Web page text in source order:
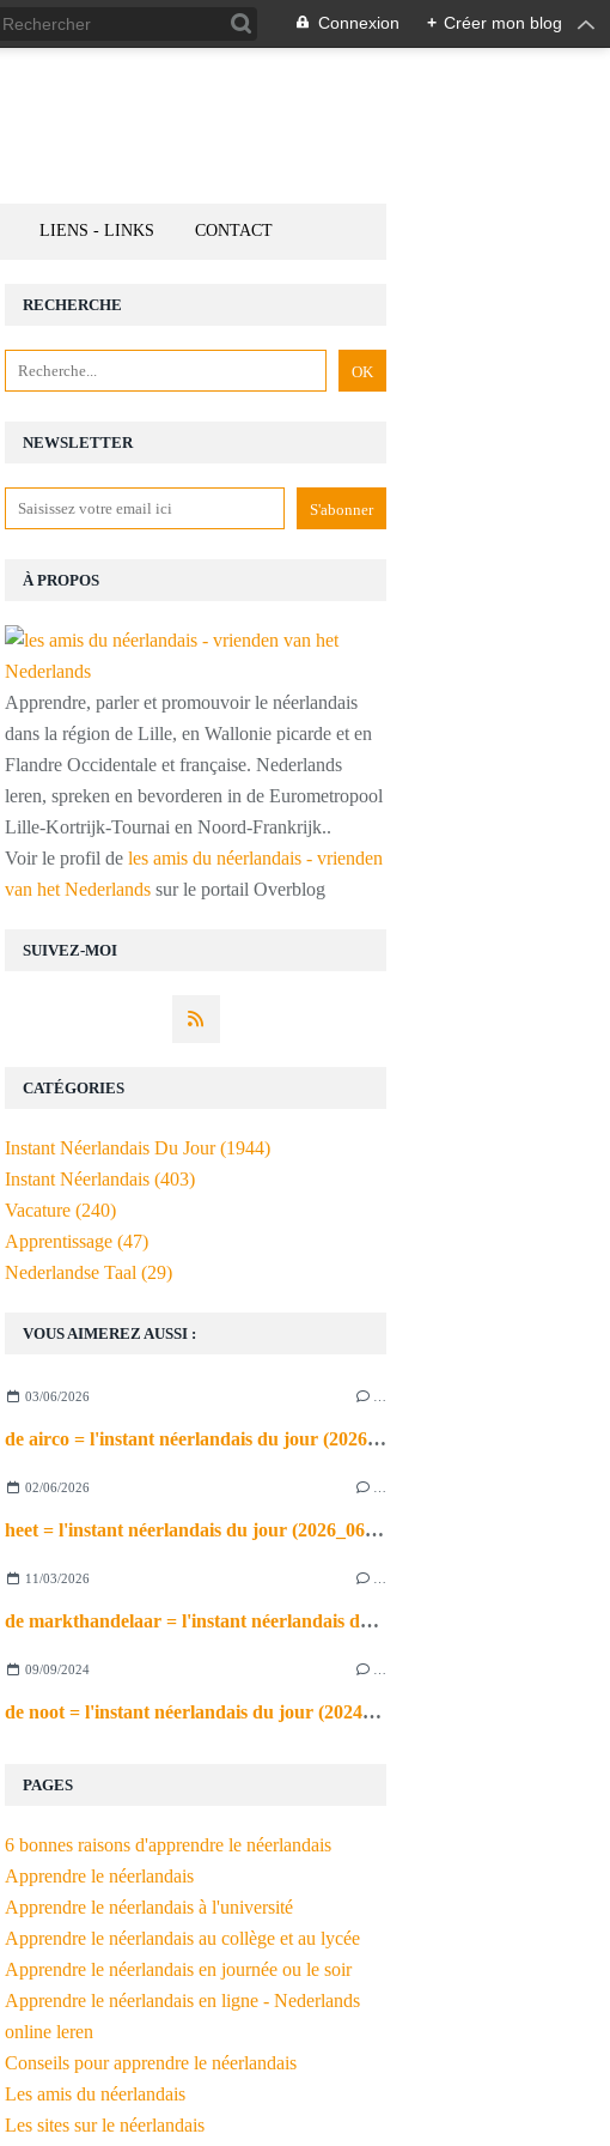
Connexion + Créer mon blog
LIENS - LINKS CONTACT
NEWSLETTER
SUIVEZ-MOI
RECHERCHE
À PROPOS
Apprendre, parler et promouvoir le néerlandais
dans la région de Lille, en Wallonie picarde et en
Flandre Occidentale et française. Nederlands
leren, spreken en bevorderen in de Eurometropool
Lille-Kortrijk-Tournai en Noord-Frankrijk..
Voir le profil de les amis du néerlandais - vrienden
van het Nederlands sur le portail Overblog
VOUS AIMEREZ AUSSI :
03/06/2026
de airco = l'instant néerlandais du jour (2026_06_03)
02/06/2026
heet = l'instant néerlandais du jour (2026_06_02)
11/03/2026
de markthandelaar = l'instant néerlandais du jour (2026_03_11)
09/09/2024
de noot = l'instant néerlandais du jour (2024_09_09)
PAGES
6 bonnes raisons d'apprendre le néerlandais
Apprendre le néerlandais
Apprendre le néerlandais à l'université
Apprendre le néerlandais au collège et au lycée
Apprendre le néerlandais en journée ou le soir
Apprendre le néerlandais en ligne - Nederlands
online leren
Conseils pour apprendre le néerlandais
Les amis du néerlandais
Les sites sur le néerlandais
CATÉGORIES
Instant Néerlandais Du Jour(1944)
Instant Néerlandais (403)
Vacature (240)
Apprentissage (47)
Nederlandse Taal (29)